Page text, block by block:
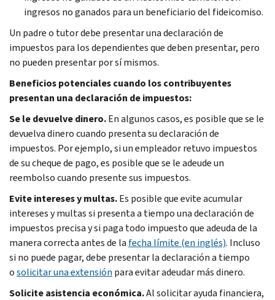
ingresos no ganados para un beneficiario del fideicomiso.
Un padre o tutor debe presentar una declaración de
impuestos para los dependientes que deben presentar, pero
no pueden presentar por sí mismos.
Beneficios potenciales cuando los contribuyentes
presentan una declaración de impuestos:
Se le devuelve dinero.En algunos casos, es posible que se le
devuelva dinero cuando presenta su declaración de
impuestos. Por ejemplo, si un empleador retuvo impuestos
de su cheque de pago, es posible que se le adeude un
reembolso cuando presente sus impuestos.
Evite intereses y multas.Es posible que evite acumular
intereses y multas si presenta a tiempo una declaración de
impuestos precisa y si paga todo impuesto que adeuda de la
manera correcta antes de la fecha límite (en inglés). Incluso
si no puede pagar, debe presentar la declaración a tiempo
osolicitar una extensión para evitar adeudar más dinero.
Solicite asistencia económica.Al solicitar ayuda financiera,